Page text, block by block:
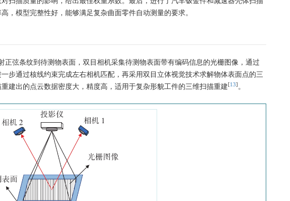
，模型完整性好，能够满足复杂曲面零件自动测量的要求。
正弦条纹到待测物表面，双目相机采集待测物表面带有编码信息的光栅图像，通过
步通过核线约束完成左右相机匹配，再采用双目立体视觉技术求解物体表面点的三
建出的点云数据密度大，精度高，适用于复杂形貌工件的三维扫描重建[13] 。